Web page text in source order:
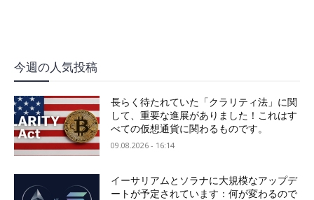
今週の人気投稿
長らく待たれていた「クラリティ法」に関
して、重要な進展がありました！これはす
べての仮想通貨に関わるものです。
09.08.2026 - 16:14
イーサリアムとソラナに大規模なアップデ
ートが予定されています：何が変わるので